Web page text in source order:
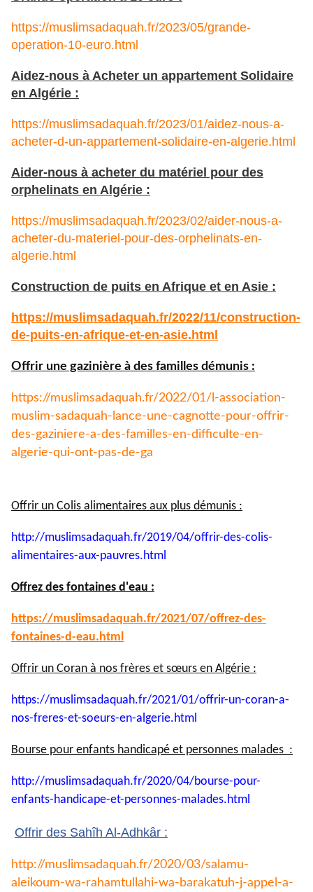
https://muslimsadaquah.fr/2023/05/grande-
operation-10-euro.html
Aidez-nous à Acheter un appartement Solidaire
en Algérie :
https://muslimsadaquah.fr/2023/01/aidez-nous-a-
acheter-d-un-appartement-solidaire-en-algerie.html
Aider-nous à acheter du matériel pour des
orphelinats en Algérie :
https://muslimsadaquah.fr/2023/02/aider-nous-a-
acheter-du-materiel-pour-des-orphelinats-en-
algerie.html
Construction de puits en Afrique et en Asie :
https://muslimsadaquah.fr/2022/11/construction-
de-puits-en-afrique-et-en-asie.html
Offrir une gazinière à des familles démunis :
https://muslimsadaquah.fr/2022/01/l-association-
muslim-sadaquah-lance-une-cagnotte-pour-offrir-
des-gaziniere-a-des-familles-en-difficulte-en-
algerie-qui-ont-pas-de-ga
Offrir un Colis alimentaires aux plus démunis :
http://muslimsadaquah.fr/2019/04/offrir-des-colis-
alimentaires-aux-pauvres.html
Offrez des fontaines d'eau :
https://muslimsadaquah.fr/2021/07/offrez-des-
fontaines-d-eau.html
Offrir un Coran à nos frères et sœurs en Algérie :
https://muslimsadaquah.fr/2021/01/offrir-un-coran-a-
nos-freres-et-soeurs-en-algerie.html
Bourse pour enfants handicapé et personnes malades :
http://muslimsadaquah.fr/2020/04/bourse-pour-
enfants-handicape-et-personnes-malades.html
Offrir des Sahîh Al-Adhkâr :
http://muslimsadaquah.fr/2020/03/salamu-
aleikoum-wa-rahamtullahi-wa-barakatuh-j-appel-a-